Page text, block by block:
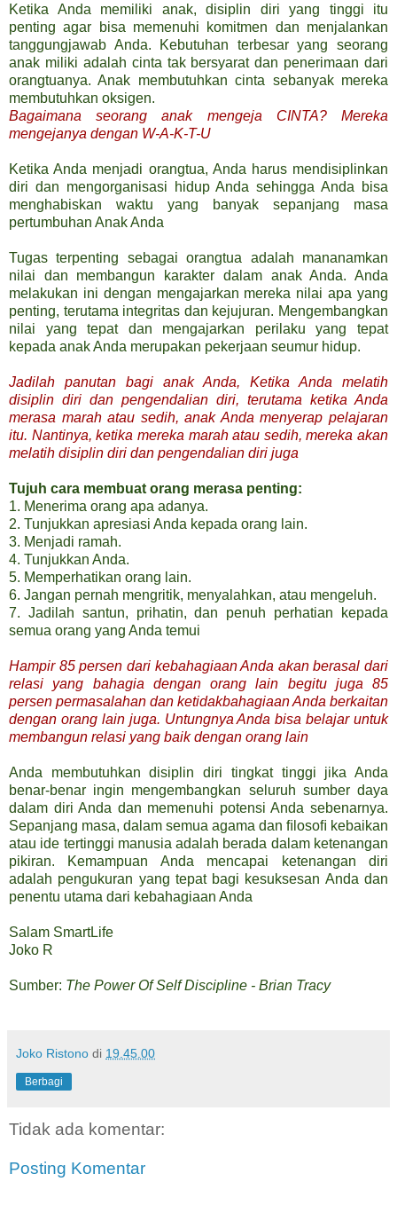
Ketika Anda memiliki anak, disiplin diri yang tinggi itu
penting agar bisa memenuhi komitmen dan menjalankan
tanggungjawab Anda. Kebutuhan terbesar yang seorang
anak miliki adalah cinta tak bersyarat dan penerimaan dari
orangtuanya. Anak membutuhkan cinta sebanyak mereka
membutuhkan oksigen.
Bagaimana seorang anak mengeja CINTA? Mereka
mengejanya dengan W-A-K-T-U
Ketika Anda menjadi orangtua, Anda harus mendisiplinkan
diri dan mengorganisasi hidup Anda sehingga Anda bisa
menghabiskan waktu yang banyak sepanjang masa
pertumbuhan Anak Anda
Tugas terpenting sebagai orangtua adalah mananamkan
nilai dan membangun karakter dalam anak Anda. Anda
melakukan ini dengan mengajarkan mereka nilai apa yang
penting, terutama integritas dan kejujuran. Mengembangkan
nilai yang tepat dan mengajarkan perilaku yang tepat
kepada anak Anda merupakan pekerjaan seumur hidup.
Jadilah panutan bagi anak Anda, Ketika Anda melatih
disiplin diri dan pengendalian diri, terutama ketika Anda
merasa marah atau sedih, anak Anda menyerap pelajaran
itu. Nantinya, ketika mereka marah atau sedih, mereka akan
melatih disiplin diri dan pengendalian diri juga
Tujuh cara membuat orang merasa penting:
1. Menerima orang apa adanya.
2. Tunjukkan apresiasi Anda kepada orang lain.
3. Menjadi ramah.
4. Tunjukkan Anda.
5. Memperhatikan orang lain.
6. Jangan pernah mengritik, menyalahkan, atau mengeluh.
7. Jadilah santun, prihatin, dan penuh perhatian kepada
semua orang yang Anda temui
Hampir 85 persen dari kebahagiaan Anda akan berasal dari
relasi yang bahagia dengan orang lain begitu juga 85
persen permasalahan dan ketidakbahagiaan Anda berkaitan
dengan orang lain juga. Untungnya Anda bisa belajar untuk
membangun relasi yang baik dengan orang lain
Anda membutuhkan disiplin diri tingkat tinggi jika Anda
benar-benar ingin mengembangkan seluruh sumber daya
dalam diri Anda dan memenuhi potensi Anda sebenarnya.
Sepanjang masa, dalam semua agama dan ﬁlosoﬁ kebaikan
atau ide tertinggi manusia adalah berada dalam ketenangan
pikiran. Kemampuan Anda mencapai ketenangan diri
adalah pengukuran yang tepat bagi kesuksesan Anda dan
penentu utama dari kebahagiaan Anda
Salam SmartLife
Joko R
Sumber: The Power Of Self Discipline - Brian Tracy
Joko Ristono di 19.45.00
Berbagi
Tidak ada komentar:
Posting Komentar